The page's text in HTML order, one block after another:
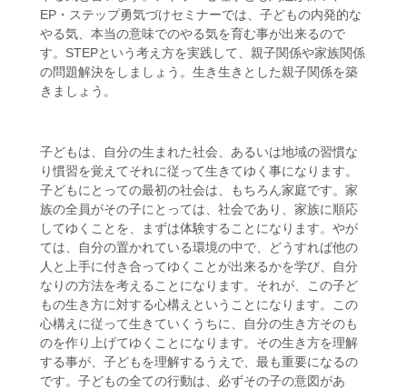
EP・ステップ勇気づけセミナーでは、子どもの内発的な
やる気、本当の意味でのやる気を育む事が出来るので
す。STEPという考え方を実践して、親子関係や家族関係
の問題解決をしましょう。生き生きとした親子関係を築
きましょう。
子どもは、自分の生まれた社会、あるいは地域の習慣な
り慣習を覚えてそれに従って生きてゆく事になります。
子どもにとっての最初の社会は、もちろん家庭です。家
族の全員がその子にとっては、社会であり、家族に順応
してゆくことを、まずは体験することになります。やが
ては、自分の置かれている環境の中で、どうすれば他の
人と上手に付き合ってゆくことが出来るかを学び、自分
なりの方法を考えることになります。それが、この子ど
もの生き方に対する心構えということになります。この
心構えに従って生きていくうちに、自分の生き方そのも
のを作り上げてゆくことになります。その生き方を理解
する事が、子どもを理解するうえで、最も重要になるの
です。子どもの全ての行動は、必ずその子の意図があ